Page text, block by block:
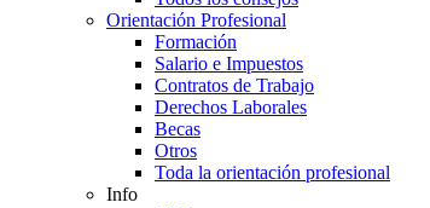
Orientación Profesional
Formación
Salario e Impuestos
Contratos de Trabajo
Derechos Laborales
Becas
Otros
Toda la orientación profesional
Info